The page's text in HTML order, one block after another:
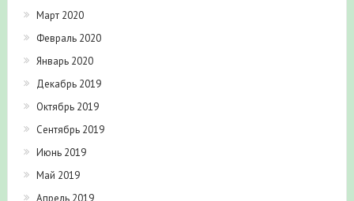
Март 2020
Февраль 2020
Январь 2020
Декабрь 2019
Октябрь 2019
Сентябрь 2019
Июнь 2019
Май 2019
Апрель 2019